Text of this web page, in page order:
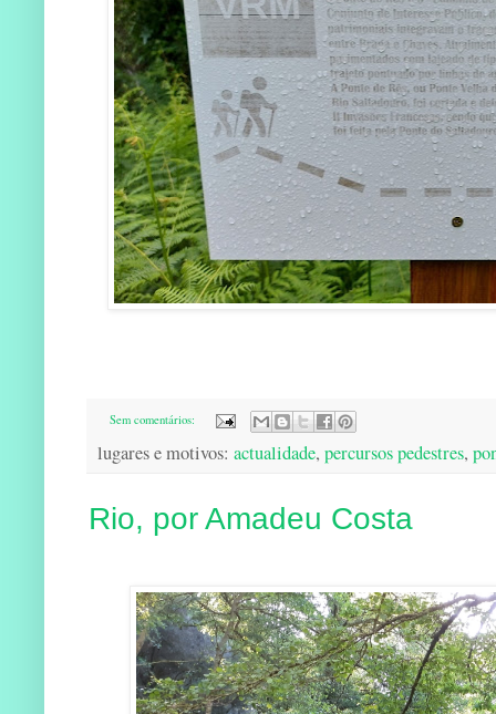
Sem comentários:
lugares e motivos: actualidade, percursos pedestres,
Rio, por Amadeu Costa